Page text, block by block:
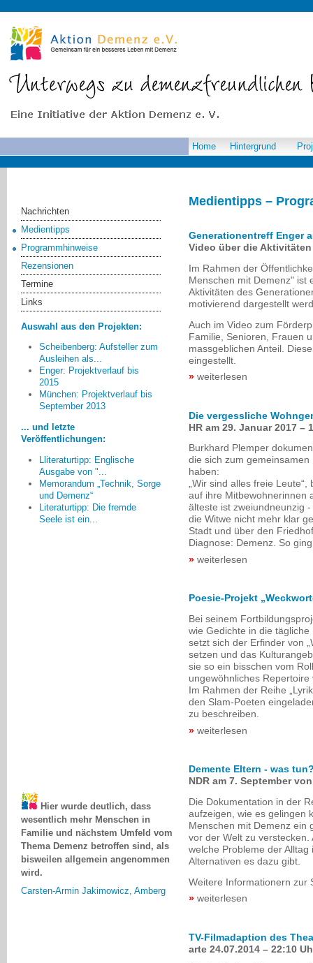
Medientipps –
Generationentreff Enger
Video über die
Im Rahmen der
Menschen mit Demenz" ist
Aktivitäten des
motivierend dargestellt
Auch im Video zum
Familie, Senioren, Frauen
massgeblichen Anteil.
eingestellt.
weiterlesen
Die vergessliche
HR am 29. Januar 2017 –
Burkhard Plemper
die sich zum
haben:
„Wir sind alles freie
auf ihre Mitbewohnerinnen
älteste ist zweiundneunzig
die Witwe nicht mehr klar
Stadt und über den
Diagnose: Demenz. So
weiterlesen
Poesie-Projekt
Bei seinem
wie Gedichte in die
setzt sich der Erfinder von
setzen und das
sie so ein bisschen vom
ungewöhnliches
Im Rahmen der Reihe
den Slam-Poeten
zu beschreiben.
weiterlesen
Demente Eltern - was
NDR am 7. September
Die Dokumentation in der
aufzeigen, wie es gelingen
Menschen mit Demenz ein
vor der Welt zu
welche Probleme der
Alternativen es dazu gibt.
Weitere Informationern zur
weiterlesen
TV-Filmadaption des
arte 24.07.2014 – 22:10
Home Hintergrund
Nachrichten
Medientipps
Programmhinweise
Rezensionen
Termine
Links
Auswahl aus den Projekten:
Scheibenberg: Aufsteller zum
Ausleihen als...
Enger: Projektverlauf bis
2015
München: Projektverlauf bis
September 2013
... und letzte
Veröffentlichungen:
Lliteraturtipp: Englische
Ausgabe von "...
Memorandum „Technik, Sorge
und Demenz“
Literaturtipp: Die fremde
Seele ist ein...
Was noch fehlt? [...] mehr
Menschen, die unsere Erkenntnis
[...] teilen und sich für die Ziele der
Aktion Demenz einsetzen.
Sybille Vogl, Frankfurt
wesentlich mehr Menschen in
Familie und nächstem Umfeld vom
Thema Demenz betroffen sind, als
bisweilen allgemein angenommen
wird.
Carsten-Armin Jakimowicz, Amberg